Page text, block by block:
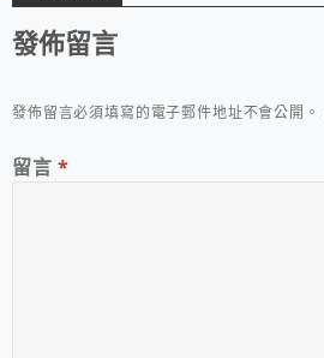
發佈留言
發佈留言必須填寫的電子郵件地址不會公開。
留言 *